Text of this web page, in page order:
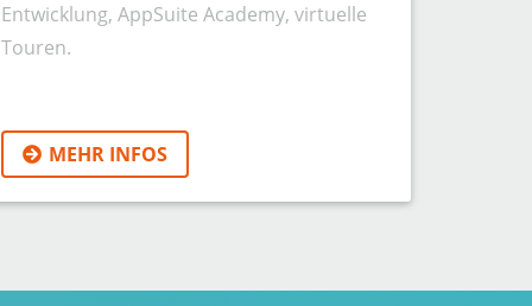
Entwicklung, AppSuite Academy, virtuelle
Touren.
MEHR INFOS